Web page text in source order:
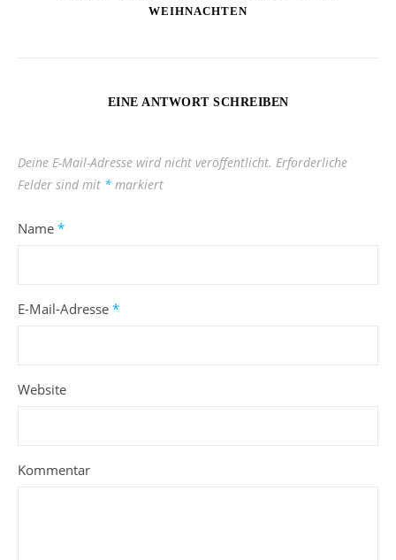
WEIHNACHTEN
EINE ANTWORT SCHREIBEN
Deine E-Mail-Adresse wird nicht veröffentlicht. Erforderliche
Felder sind mit * markiert
Name *
E-Mail-Adresse *
Website
Kommentar